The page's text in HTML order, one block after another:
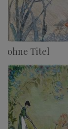
ohne Titel